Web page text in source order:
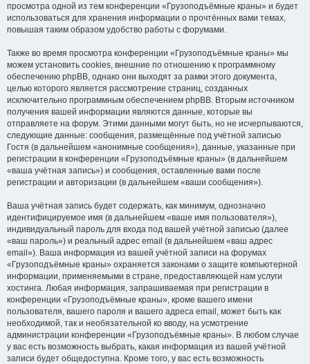
просмотра одной из тем конференции «Грузоподъёмные краны» и будет
использоваться для хранения информации о прочтённых вами темах,
повышая таким образом удобство работы с форумами.
Также во время просмотра конференции «Грузоподъёмные краны» мы
можем установить cookies, внешние по отношению к программному
обеспечению phpBB, однако они выходят за рамки этого документа,
целью которого является рассмотрение страниц, созданных
исключительно программным обеспечением phpBB. Вторым источником
получения вашей информации являются данные, которые вы
отправляете на форум. Этими данными могут быть, но не исчерпываются,
следующие данные: сообщения, размещённые под учётной записью
Гостя (в дальнейшем «анонимные сообщения»), данные, указанные при
регистрации в конференции «Грузоподъёмные краны» (в дальнейшем
«ваша учётная запись») и сообщения, оставленные вами после
регистрации и авторизации (в дальнейшем «ваши сообщения»).
Ваша учётная запись будет содержать, как минимум, однозначно
идентифицируемое имя (в дальнейшем «ваше имя пользователя»),
индивидуальный пароль для входа под вашей учётной записью (далее
«ваш пароль») и реальный адрес email (в дальнейшем «ваш адрес
email»). Ваша информация из вашей учётной записи на форумах
«Грузоподъёмные краны» охраняется законами о защите компьютерной
информации, применяемыми в стране, предоставляющей нам услуги
хостинга. Любая информация, запрашиваемая при регистрации в
конференции «Грузоподъёмные краны», кроме вашего имени
пользователя, вашего пароля и вашего адреса email, может быть как
необходимой, так и необязательной ко вводу, на усмотрение
администрации конференции «Грузоподъёмные краны». В любом случае
у вас есть возможность выбрать, какая информация из вашей учётной
записи будет общедоступна. Кроме того, у вас есть возможность